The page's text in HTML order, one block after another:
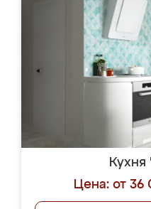
Цена: от 36